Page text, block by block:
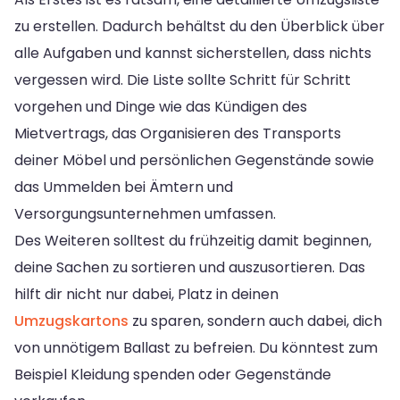
zu erstellen. Dadurch behältst du den Überblick über
alle Aufgaben und kannst sicherstellen, dass nichts
vergessen wird. Die Liste sollte Schritt für Schritt
vorgehen und Dinge wie das Kündigen des
Mietvertrags, das Organisieren des Transports
deiner Möbel und persönlichen Gegenstände sowie
das Ummelden bei Ämtern und
Versorgungsunternehmen umfassen.
Des Weiteren solltest du frühzeitig damit beginnen,
deine Sachen zu sortieren und auszusortieren. Das
hilft dir nicht nur dabei, Platz in deinen
Umzugskartons zu sparen, sondern auch dabei, dich
von unnötigem Ballast zu befreien. Du könntest zum
Beispiel Kleidung spenden oder Gegenstände